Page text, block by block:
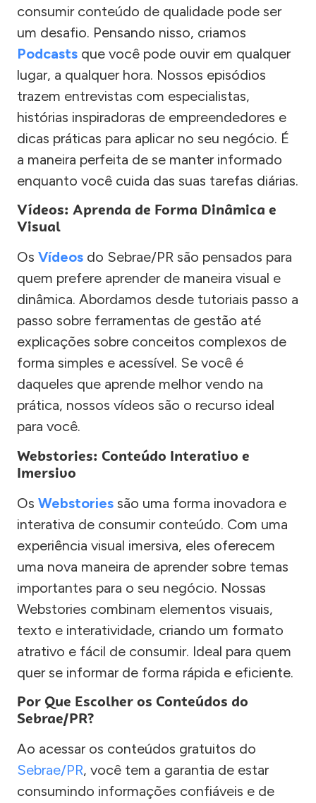
consumir conteúdo de qualidade pode ser
um desafio. Pensando nisso, criamos
Podcasts que você pode ouvir em qualquer
lugar, a qualquer hora. Nossos episódios
trazem entrevistas com especialistas,
histórias inspiradoras de empreendedores e
dicas práticas para aplicar no seu negócio. É
a maneira perfeita de se manter informado
enquanto você cuida das suas tarefas diárias.
Vídeos: Aprenda de Forma Dinâmica e
Visual
Os Vídeos do Sebrae/PR são pensados para
quem prefere aprender de maneira visual e
dinâmica. Abordamos desde tutoriais passo a
passo sobre ferramentas de gestão até
explicações sobre conceitos complexos de
forma simples e acessível. Se você é
daqueles que aprende melhor vendo na
prática, nossos vídeos são o recurso ideal
para você.
Webstories: Conteúdo Interativo e
Imersivo
Os Webstories são uma forma inovadora e
interativa de consumir conteúdo. Com uma
experiência visual imersiva, eles oferecem
uma nova maneira de aprender sobre temas
importantes para o seu negócio. Nossas
Webstories combinam elementos visuais,
texto e interatividade, criando um formato
atrativo e fácil de consumir. Ideal para quem
quer se informar de forma rápida e eficiente.
Por Que Escolher os Conteúdos do
Sebrae/PR?
Ao acessar os conteúdos gratuitos do
Sebrae/PR, você tem a garantia de estar
consumindo informações confiáveis e de